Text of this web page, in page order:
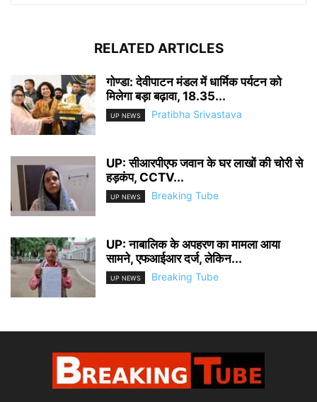
RELATED ARTICLES
गोण्डा: देवीपाटन मंडल में धार्मिक पर्यटन को
मिलेगा बड़ा बढ़ावा, 18.35...
UP NEWS Pratibha Srivastava
UP: सीआरपीएफ जवान के घर लाखों की चोरी से
हड़कंप, CCTV...
UP NEWS Breaking Tube
UP: नाबालिक के अपहरण का मामला आया
सामने, एफआईआर दर्ज, लेकिन...
UP NEWS Breaking Tube